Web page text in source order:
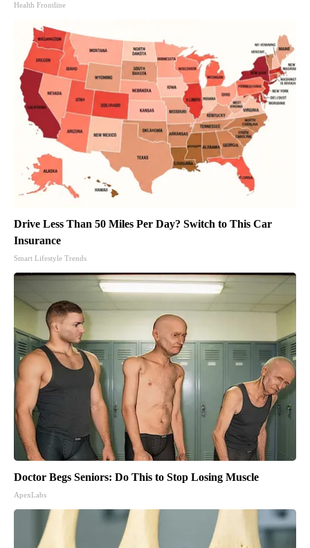
Health Frontline
Drive Less Than 50 Miles Per Day? Switch to This Car
Insurance
Smart Lifestyle Trends
Doctor Begs Seniors: Do This to Stop Losing Muscle
ApexLabs